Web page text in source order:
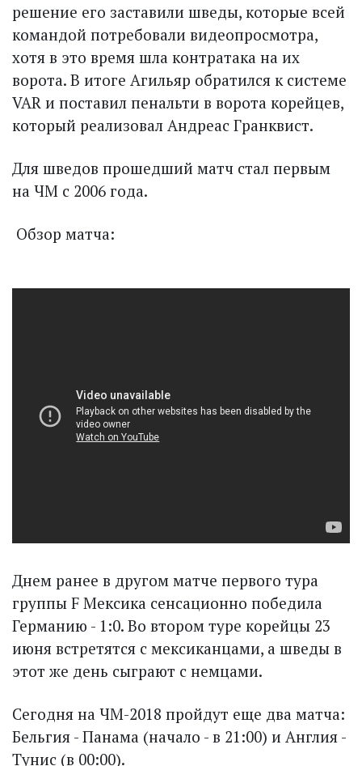
решение его заставили шведы, которые всей
командой потребовали видеопросмотра,
хотя в это время шла контратака на их
ворота. В итоге Агильяр обратился к системе
VAR и поставил пенальти в ворота корейцев,
который реализовал Андреас Гранквист.
Для шведов прошедший матч стал первым
на ЧМ с 2006 года.
Обзор матча:
Днем ранее в другом матче первого тура
группы F Мексика сенсационно победила
Германию - 1:0. Во втором туре корейцы 23
июня встретятся с мексиканцами, а шведы в
этот же день сыграют с немцами.
Сегодня на ЧМ-2018 пройдут еще два матча:
Бельгия - Панама (начало - в 21:00) и Англия -
Тунис (в 00:00).